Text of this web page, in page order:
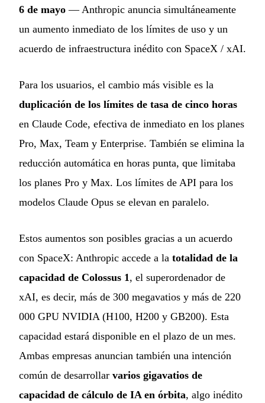
6 de mayo — Anthropic anuncia simultáneamente
un aumento inmediato de los límites de uso y un
acuerdo de infraestructura inédito con SpaceX / xAI.
Para los usuarios, el cambio más visible es la
duplicación de los límites de tasa de cinco horas
en Claude Code, efectiva de inmediato en los planes
Pro, Max, Team y Enterprise. También se elimina la
reducción automática en horas punta, que limitaba
los planes Pro y Max. Los límites de API para los
modelos Claude Opus se elevan en paralelo.
Estos aumentos son posibles gracias a un acuerdo
con SpaceX: Anthropic accede a la totalidad de la
capacidad de Colossus 1, el superordenador de
xAI, es decir, más de 300 megavatios y más de 220
000 GPU NVIDIA (H100, H200 y GB200). Esta
capacidad estará disponible en el plazo de un mes.
Ambas empresas anuncian también una intención
común de desarrollar varios gigavatios de
capacidad de cálculo de IA en órbita, algo inédito